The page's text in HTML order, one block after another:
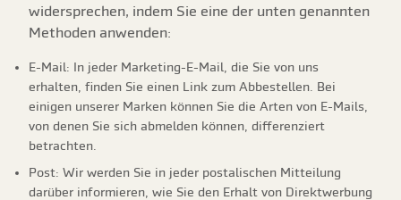
widersprechen, indem Sie eine der unten genannten
Methoden anwenden:
E-Mail: In jeder Marketing-E-Mail, die Sie von uns
erhalten, finden Sie einen Link zum Abbestellen. Bei
einigen unserer Marken können Sie die Arten von E-Mails,
von denen Sie sich abmelden können, differenziert
betrachten.
Post: Wir werden Sie in jeder postalischen Mitteilung
darüber informieren, wie Sie den Erhalt von Direktwerbung